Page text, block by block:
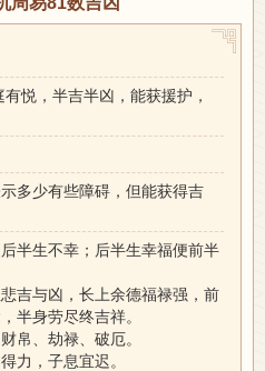
有悦，半吉半凶，能获援护，
多少有些障碍，但能获得吉
半生不幸；后半生幸福便前半
吉与凶，长上余德福禄强，前
半身劳尽终吉祥。
帛、劫禄、破厄。
力，子息宜迟。